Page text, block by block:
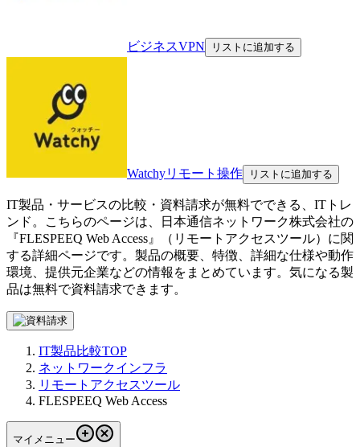
ビジネスVPN リストに追加する
Watchyリモート操作 リストに追加する
IT製品・サービスの比較・資料請求が無料でできる、ITトレ
ンド。こちらのページは、
日本通信ネットワーク株式会社の
『FLESPEEQ Web Access 』（ リモートアクセスツール）に関
する詳細ページです。製品の概要、特徴、詳細な仕様や動作
環境、提供元企業などの情報をまとめています。気になる製
品は無料で資料請求できます。
IT製品比較TOP
ネットワークインフラ
リモートアクセスツール
FLESPEEQ Web Access
マイメニュー